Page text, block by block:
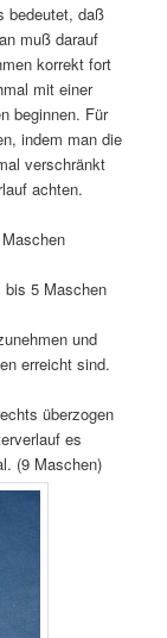
bedeutet, daß
muß darauf
korrekt fort
mit einer
beginnen. Für
indem man die
verschränkt
achten.
bis 5 Maschen
und
erreicht sind.
überzogen
es
(9 Maschen)